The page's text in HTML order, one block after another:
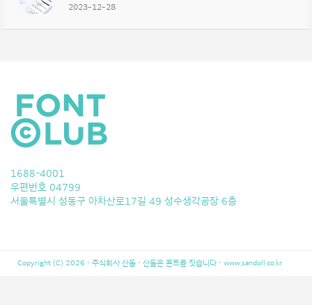
2023-12-28
1688-4001
우편번호 04799
서울특별시 성동구 아차산로17길 49 성수생각공장 6층
Copyright (C) 2026 · 주식회사 산돌 · 산돌은 폰트를 짓습니다 · www.sandoll.co.kr